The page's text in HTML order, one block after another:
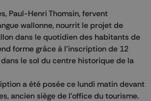
Paul-Henri Thomsin, fervent
wallonne, nourrit le projet de
dans le quotidien des habitants de
forme grâce à l'inscription de 12
le sol du centre historique de la
a été posée ce lundi matin devant
ancien siège de l'office du tourisme.